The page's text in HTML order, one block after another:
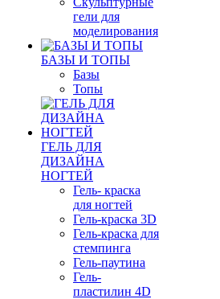
гели для
моделирования
БАЗЫ И ТОПЫ
Базы
Топы
ГЕЛЬ ДЛЯ
ДИЗАЙНА
НОГТЕЙ
Гель- краска
для ногтей
Гель-краска 3D
Гель-краска для
стемпинга
Гель-паутина
Гель-
пластилин 4D